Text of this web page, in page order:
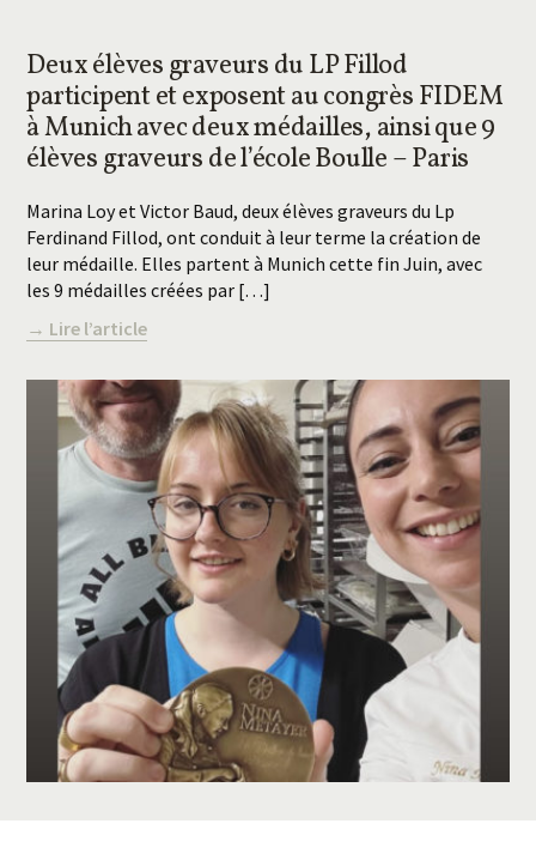
Deux élèves graveurs du LP Fillod
participent et exposent au congrès FIDEM
à Munich avec deux médailles, ainsi que 9
élèves graveurs de l’école Boulle – Paris
Marina Loy et Victor Baud, deux élèves graveurs du Lp
Ferdinand Fillod, ont conduit à leur terme la création de
leur médaille. Elles partent à Munich cette fin Juin, avec
les 9 médailles créées par […]
→ Lire l’article